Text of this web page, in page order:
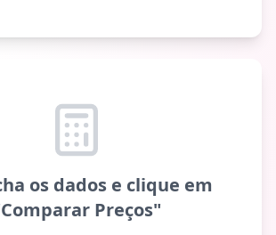
os dados e clique em
Preços"